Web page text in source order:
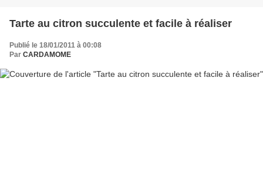
Tarte au citron succulente et facile à réaliser
Publié le 18/01/2011 à 00:08
Par CARDAMOME